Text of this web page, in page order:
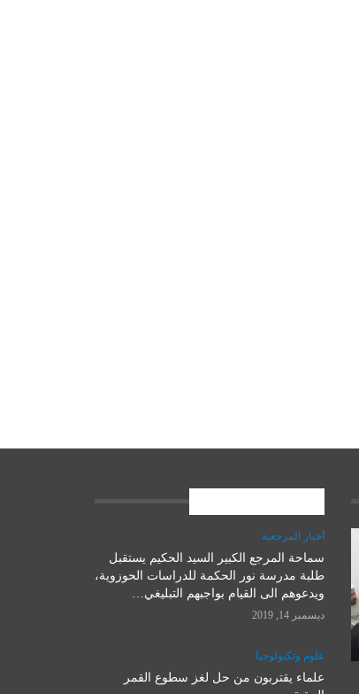
علوم وتكنولوجيا
أخبار المرجعية
سماحة المرجع الكبير السيد الحكيم يستقبل
طلبة مدرسة نور الحكمة للدراسات الحوزوية،
ويدعوهم الى القيام بواجبهم التبليغي…
ديسمبر 14, 2019
علوم وتكنولوجيا
علماء يقتربون من حل لغز سطوع القمر